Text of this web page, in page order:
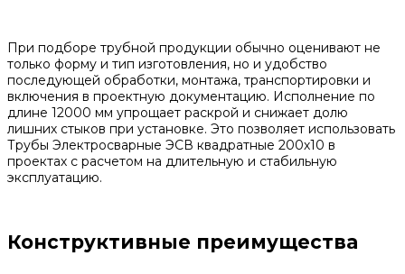
При подборе трубной продукции обычно оценивают не
только форму и тип изготовления, но и удобство
последующей обработки, монтажа, транспортировки и
включения в проектную документацию. Исполнение по
длине 12000 мм упрощает раскрой и снижает долю
лишних стыков при установке. Это позволяет использовать
Трубы Электросварные ЭСВ квадратные 200х10 в
проектах с расчетом на длительную и стабильную
эксплуатацию.
Конструктивные преимущества